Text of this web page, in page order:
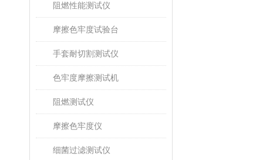
阻燃性能测试仪
摩擦色牢度试验台
手套耐切割测试仪
色牢度摩擦测试机
阻燃测试仪
摩擦色牢度仪
细菌过滤测试仪